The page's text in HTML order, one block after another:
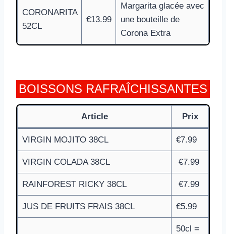
CORONARITA
52CL
€13.99
Margarita glacée avec
une bouteille de
Corona Extra
BOISSONS RAFRAÎCHISSANTES
Article Prix
VIRGIN MOJITO 38CL €7.99
VIRGIN COLADA 38CL €7.99
RAINFOREST RICKY 38CL €7.99
JUS DE FRUITS FRAIS 38CL €5.99
50cl =